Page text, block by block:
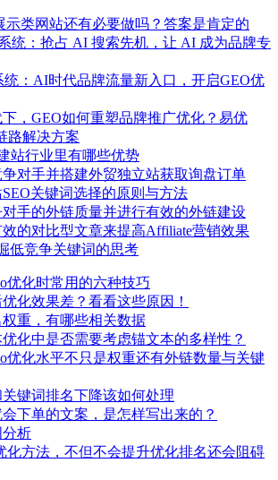
示类网站还有必要做吗？答案是肯定的
统：抢占 AI 搜索先机，让 AI 成为品牌专
统：AI时代品牌流量新入口，开启GEO优
，GEO如何重塑品牌推广优化？易优
路解决方案
站行业里有哪些优势
对手并搭建外贸独立站获取询盘订单
关键词选择的原则与方法
手的外链质量并进行有效的外链建设
的对比型文章来提高Affiliate营销效果
低竞争关键词的思考
优化时常用的六种技巧
化效果差？看看这些原因！
重，有哪些相关数据
化中是否需要考虑锚文本的多样性？
优化水平不只是权重还有外链数量与关键
键词排名下降该如何处理
下单的文案，是怎样写出来的？
析
化方法，不但不会提升优化排名还会阻碍